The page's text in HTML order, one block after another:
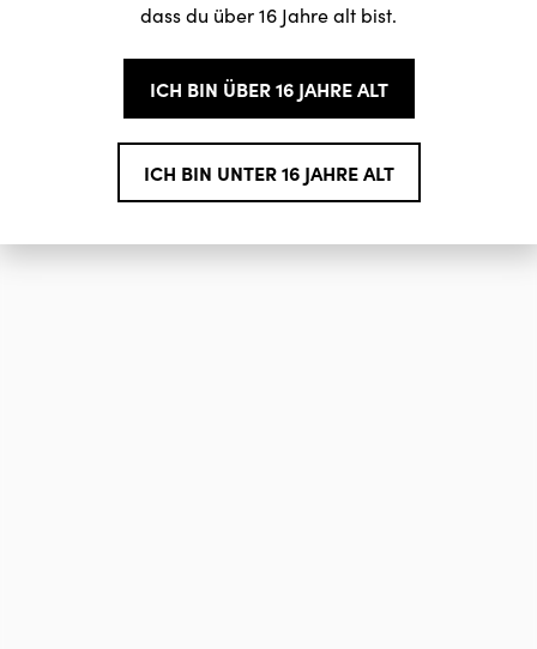
dass du über 16 Jahre alt bist.
ICH BIN ÜBER 16 JAHRE ALT
ICH BIN UNTER 16 JAHRE ALT